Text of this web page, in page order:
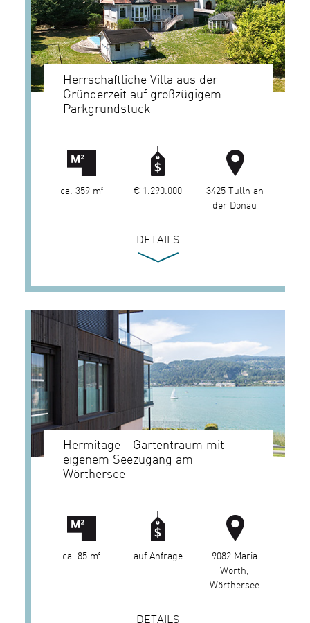
Herrschaftliche Villa aus der
Gründerzeit auf großzügigem
Parkgrundstück
ca. 359 m² € 1.290.000
3425 Tulln an
der Donau
DETAILS
Hermitage - Gartentraum mit
eigenem Seezugang am
Wörthersee
ca. 85 m² auf Anfrage
9082 Maria
Wörth,
Wörthersee
DETAILS